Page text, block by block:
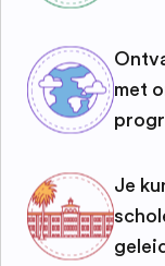
met
Je